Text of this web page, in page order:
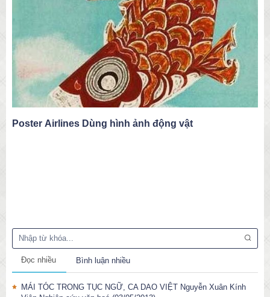
Poster Airlines Dùng hình ảnh động vật
Đọc nhiều Bình luận nhiều
MÁI TÓC TRONG TỤC NGỮ, CA DAO VIỆT Nguyễn Xuân Kính